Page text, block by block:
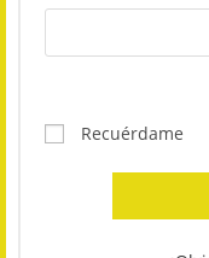
Recuérdame